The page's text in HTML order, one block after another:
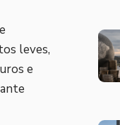
leves,
e